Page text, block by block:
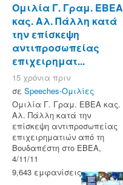
Ομιλία Γ. Γραμ. ΕΒΕΑ
κας. Αλ. Πάλλη κατά
την επίσκεψη
αντιπροσωπείας
επιχειρηματ...
15 χρόνια πριν
σε Speeches-Ομιλίες
Ομιλία Γ. Γραμ. ΕΒΕΑ κας.
Αλ. Πάλλη κατά την
επίσκεψη αντιπροσωπείας
επιχειρηματιών από τη
Βουδαπέστη στο ΕΒΕΑ,
4/11/11
9,643 εμφανίσεις